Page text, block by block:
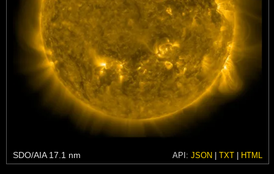
SDO/AIA 17.1 nm API: JSON | TXT | HTML